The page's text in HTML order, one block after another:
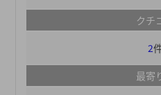
クチ
2
最寄